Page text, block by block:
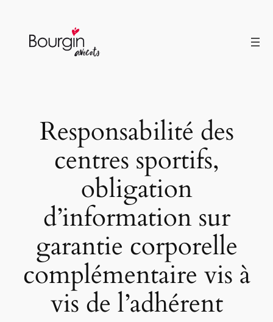
contenu
Responsabilité des
centres sportifs,
obligation
d’information sur
garantie corporelle
complémentaire vis à
vis de l’adhérent